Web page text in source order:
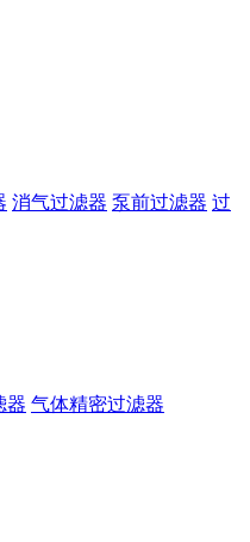
消气过滤器 泵前过滤器 过
器 气体精密过滤器